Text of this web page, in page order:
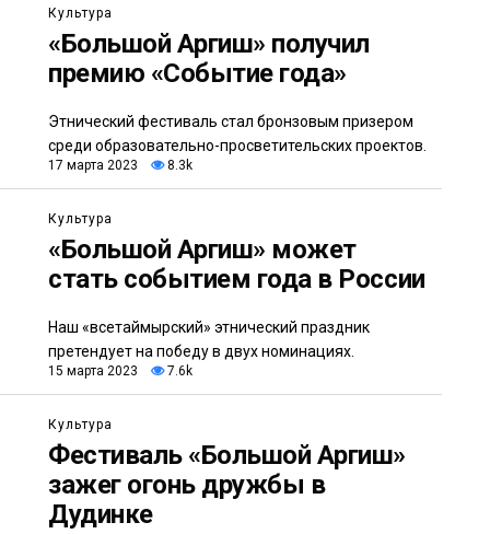
Культура
«Большой Аргиш» получил
премию «Событие года»
Этнический фестиваль стал бронзовым призером
среди образовательно-просветительских проектов.
17 марта 2023 8.3k
Культура
«Большой Аргиш» может
стать событием года в России
Наш «всетаймырский» этнический праздник
претендует на победу в двух номинациях.
15 марта 2023 7.6k
Культура
Фестиваль «Большой Аргиш»
зажег огонь дружбы в
Дудинке